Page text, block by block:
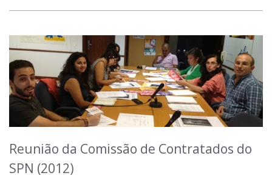
Reunião da Comissão de Contratados do
SPN (2012)